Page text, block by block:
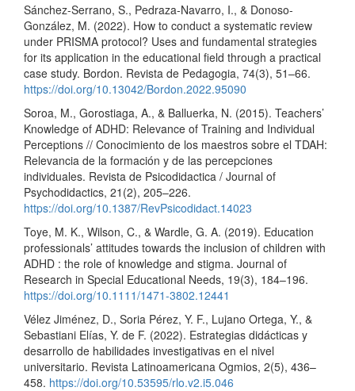
Sánchez-Serrano, S., Pedraza-Navarro, I., & Donoso-
González, M. (2022). How to conduct a systematic review
under PRISMA protocol? Uses and fundamental strategies
for its application in the educational field through a practical
case study. Bordon. Revista de Pedagogia, 74(3), 51–66.
https://doi.org/10.13042/Bordon.2022.95090
Soroa, M., Gorostiaga, A., & Balluerka, N. (2015). Teachers’
Knowledge of ADHD: Relevance of Training and Individual
Perceptions // Conocimiento de los maestros sobre el TDAH:
Relevancia de la formación y de las percepciones
individuales. Revista de Psicodidactica / Journal of
Psychodidactics, 21(2), 205–226.
https://doi.org/10.1387/RevPsicodidact.14023
Toye, M. K., Wilson, C., & Wardle, G. A. (2019). Education
professionals’ attitudes towards the inclusion of children with
ADHD : the role of knowledge and stigma. Journal of
Research in Special Educational Needs, 19(3), 184–196.
https://doi.org/10.1111/1471-3802.12441
Vélez Jiménez, D., Soria Pérez, Y. F., Lujano Ortega, Y., &
Sebastiani Elías, Y. de F. (2022). Estrategias didácticas y
desarrollo de habilidades investigativas en el nivel
universitario. Revista Latinoamericana Ogmios, 2(5), 436–
458. https://doi.org/10.53595/rlo.v2.i5.046